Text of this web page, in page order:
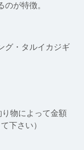
が特徴。
グ・タルイカジギ
物によって金額
下さい）